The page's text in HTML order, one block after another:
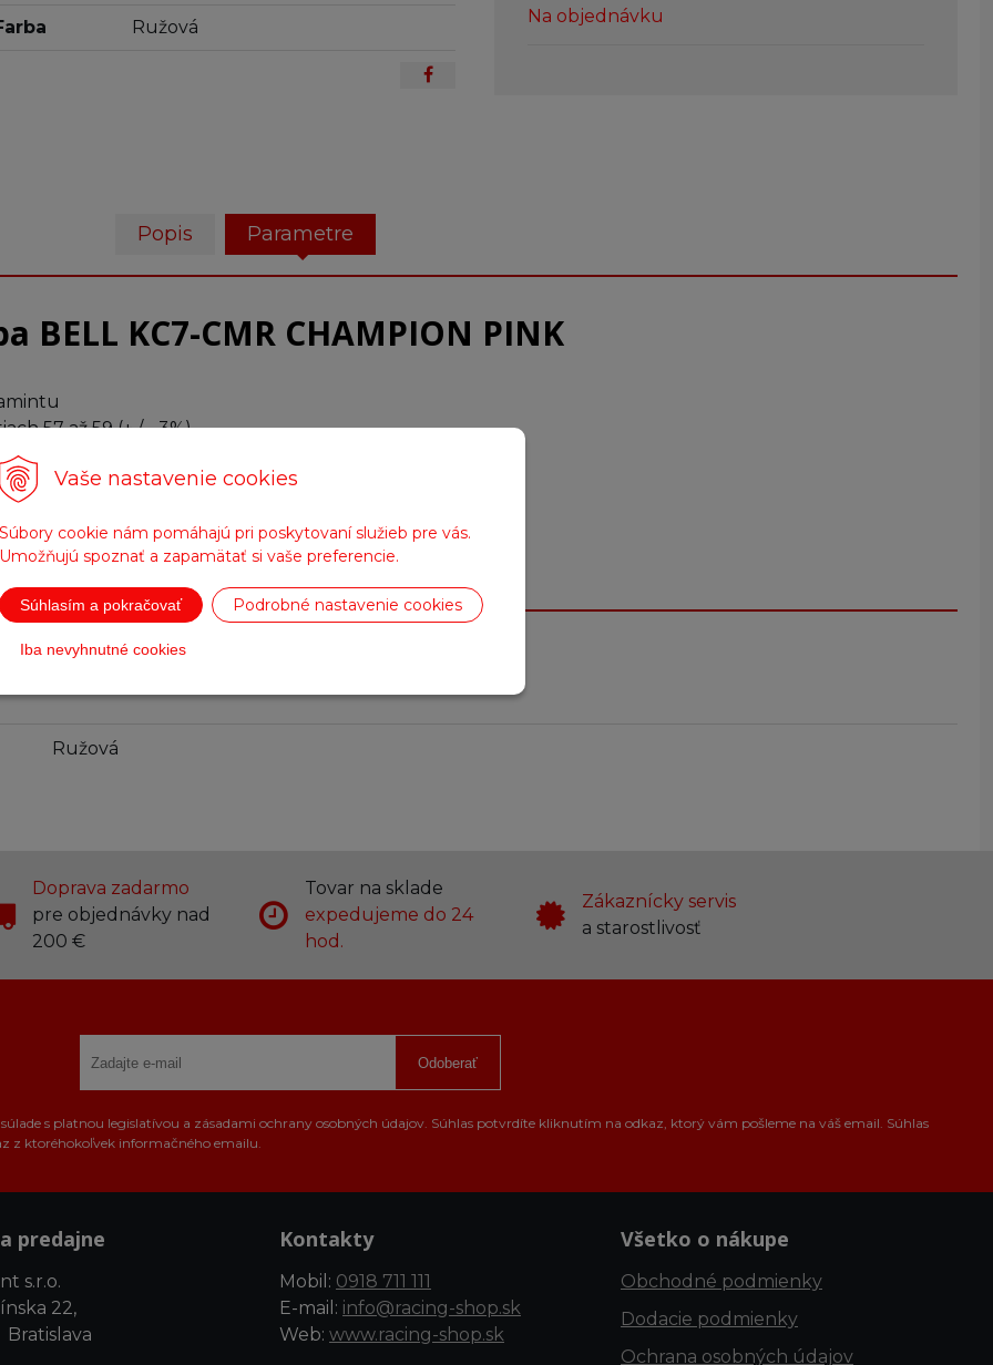
Vaše nastavenie cookies
Súbory cookie nám pomáhajú pri poskytovaní služieb pre vás.
Umožňujú spoznať a zapamätať si vaše preferencie.
Súhlasím a pokračovať Podrobné nastavenie cookies
Iba nevyhnutné cookies
Na objednávku
Ružová
Popis Parametre
BELL KC7-CMR CHAMPION PINK
57 až 59 (+ / - 3%)
a hlavy Dvojitý visor proti zahmlievaniu
Parametre
Ružová
Doprava zadarmo
pre objednávky nad
200 €
Tovar na sklade
expedujeme do 24
hod.
Zákaznícky servis
a starostlivosť
Odoberať
s platnou legislatívou a zásadami ochrany osobných údajov. Súhlas potvrdíte kliknutím na odkaz, ktorý vám pošleme na váš email. Súhlas
z ktoréhokoľvek informačného emailu.
predajne
s.r.o.
22,
Bratislava
Kontakty
Mobil: 0918 711 111
E-mail: info@racing-shop.sk
Web: www.racing-shop.sk
Všetko o nákupe
Obchodné podmienky
Dodacie podmienky
Ochrana osobných údajov